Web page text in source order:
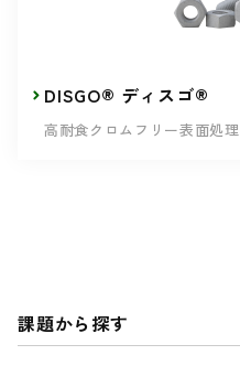
DISGO® ディスゴ®
高耐食クロムフリー表面処理
課題から探す